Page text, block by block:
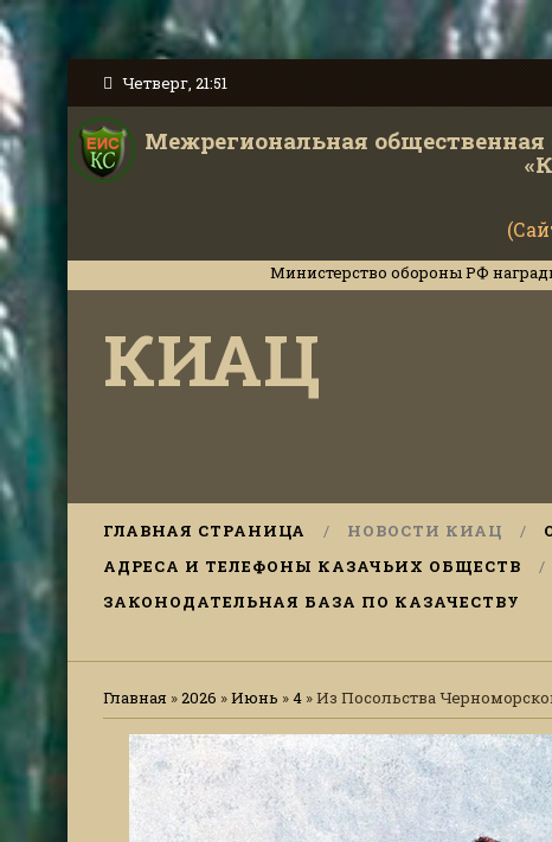
Четверг, 21:51
Межрегиональная
Министерство обороны РФ наградило
КИАЦ
ГЛАВНАЯ СТРАНИЦА НОВОСТИ КИАЦ
АДРЕСА И ТЕЛЕФОНЫ КАЗАЧЬИХ ОБЩЕСТВ
ЗАКОНОДАТЕЛЬНАЯ БАЗА ПО КАЗАЧЕСТВУ
Главная »2026 »Июнь »4 » Из Посольства